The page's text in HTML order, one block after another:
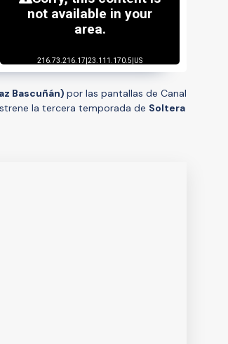
Bascuñán) por las pantallas de Canal
la tercera temporada de Soltera